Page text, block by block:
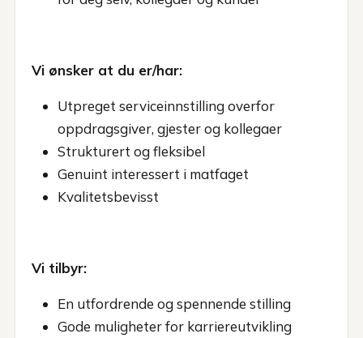
Vi ønsker at du er/har:
Utpreget serviceinnstilling overfor
oppdragsgiver, gjester og kollegaer
Strukturert og fleksibel
Genuint interessert i matfaget
Kvalitetsbevisst
Vi tilbyr:
En utfordrende og spennende stilling
Gode muligheter for karriereutvikling